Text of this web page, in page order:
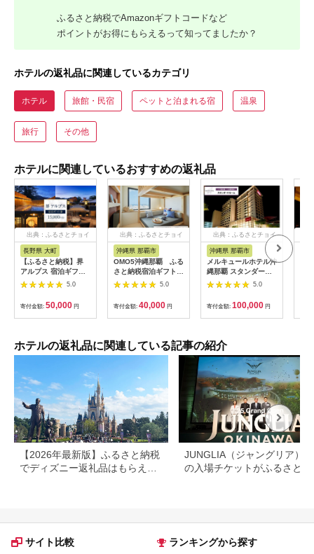
ふるさと納税でAmazonギフトコードなど
ポイントがお得にもらえるって知ってましたか？
ホテルの返礼品に関連しているカテゴリ
ホテル 旅館・民宿 ペットと泊まれる宿 温泉
旅行 その他
ホテルに関連しているおすすめの返礼品
出典：ふるさとチョイ
長野県 大町
【ふるさと納税】界
アルプス 宿泊ギフト
券（15,000円分）
【星野リゾート】
5.0
寄付金額: 50,000 円
出典：ふるさとチョイ
沖縄県 那覇市
OMO5沖縄那覇 ふる
さと納税宿泊ギフト券
(12,000円)
5.0
寄付金額: 40,000 円
出典：ふるさとチョイ
沖縄県 那覇市
メルキュールホテル沖
縄那覇 スタンダード
ルーム（1泊朝食付き
ペア宿泊券） ★特典
スパークリングワイン
１本★
5.0
寄付金額: 100,000 円
ホテルの返礼品に関連している記事の紹介
【2026年最新版】ふるさと納税
でディズニー返礼品はもらえ
JUNGLIA（ジャングリア）
の入場チケットがふるさと納
サイト比較 ランキングから探す